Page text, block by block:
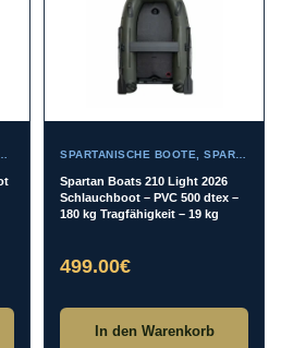
SPARTANISCHE BOOTE SPARTAN BOATS
Spartan Boats 210 Light 2026
Schlauchboot – PVC 500 dtex –
180 kg Tragfähigkeit – 19 kg
499.00€
In den Warenkorb